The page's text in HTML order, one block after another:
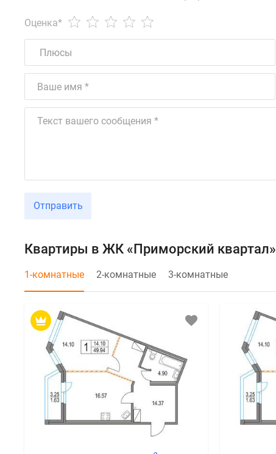
Оценка*
Отправить
Квартиры в ЖК «Приморский квартал»
1-комнатные 2-комнатные 3-комнатные